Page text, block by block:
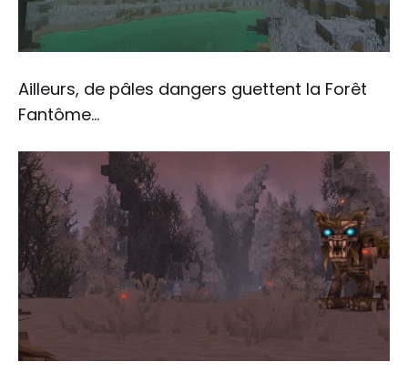
Ailleurs, de pâles dangers guettent la Forêt
Fantôme...